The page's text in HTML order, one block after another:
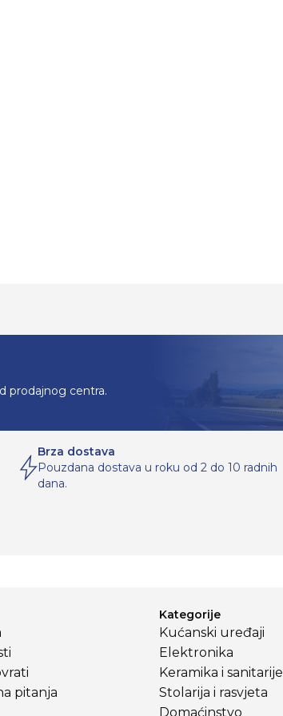
prodajnog centra.
Brza dostava
Pouzdana dostava u roku od 2 do 10 radnih
dana.
pitanja
Kategorije
Kućanski uređaji
Elektronika
Keramika i sanitarije
Stolarija i rasvjeta
Domaćinstvo